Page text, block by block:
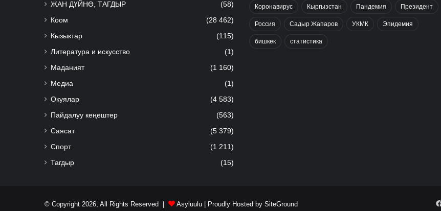
ЖАН ДҮЙНӨ, ТАГДЫР (58)
Коом (28 462)
Кызыктар (115)
Литература и искусство (1)
Маданият (1 160)
Медиа (1)
Окуялар (4 583)
Пайдалуу кеңештер (563)
Саясат (5 379)
Спорт (1 211)
Тагдыр (15)
Коронавирус Кыргызстан Пандемия Президент
Россия Садыр Жапаров УКМК Эпидемия
бишкек статистика
© Copyright 2026, All Rights Reserved | Asyluulu | Proudly Hosted by SiteGround